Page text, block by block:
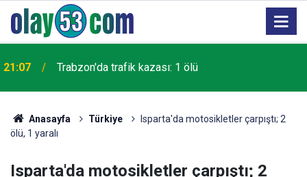
21:07 Trabzon'da trafik kazası: 1 ölü
Anasayfa Türkiye
Isparta'da motosikletler çarpıştı; 2
ölü, 1 yaralı
Isparta'da motosikletler çarpıştı; 2